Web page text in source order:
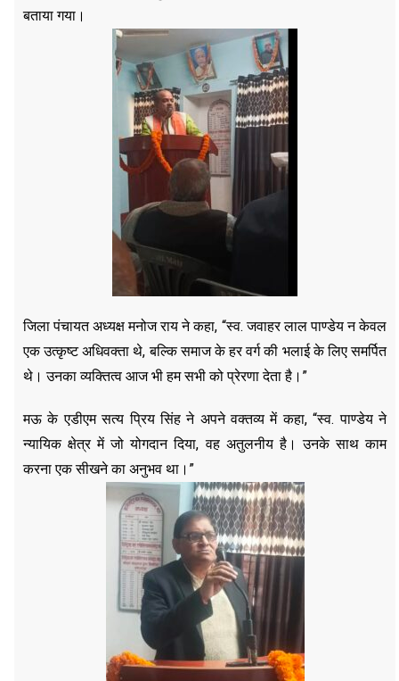
बताया गया।
जिला पंचायत अध्यक्ष मनोज राय ने कहा, “स्व. जवाहर लाल पाण्डेय न केवल
एक उत्कृष्ट अधिवक्ता थे, बल्कि समाज के हर वर्ग की भलाई के लिए समर्पित
थे। उनका व्यक्तित्व आज भी हम सभी को प्रेरणा देता है।”
मऊ के एडीएम सत्य प्रिय सिंह ने अपने वक्तव्य में कहा, “स्व. पाण्डेय ने
न्यायिक क्षेत्र में जो योगदान दिया, वह अतुलनीय है। उनके साथ काम
करना एक सीखने का अनुभव था।”